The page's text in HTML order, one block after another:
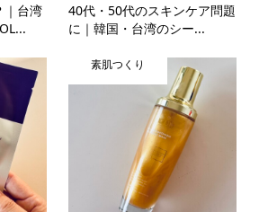
｜台湾
40代・50代のスキンケア問題
に｜韓国・台湾のシー...
素肌つくり